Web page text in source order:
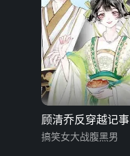
顾清乔反穿越记事
搞笑女大战腹黑男